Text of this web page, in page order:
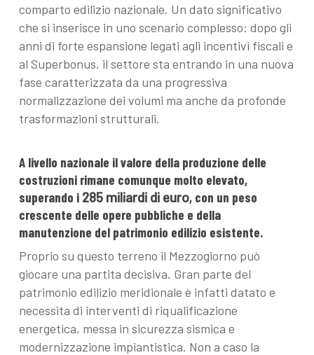
comparto edilizio nazionale. Un dato significativo
che si inserisce in uno scenario complesso: dopo gli
anni di forte espansione legati agli incentivi fiscali e
al Superbonus, il settore sta entrando in una nuova
fase caratterizzata da una progressiva
normalizzazione dei volumi ma anche da profonde
trasformazioni strutturali.
A livello nazionale il valore della produzione delle
costruzioni rimane comunque molto elevato,
superando i 285 miliardi di euro, con un peso
crescente delle opere pubbliche e della
manutenzione del patrimonio edilizio esistente.
Proprio su questo terreno il Mezzogiorno può
giocare una partita decisiva. Gran parte del
patrimonio edilizio meridionale è infatti datato e
necessita di interventi di riqualificazione
energetica, messa in sicurezza sismica e
modernizzazione impiantistica. Non a caso la